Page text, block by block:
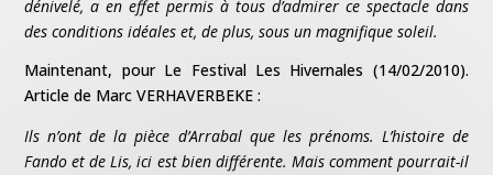
dénivelé, a en effet permis à tous d’admirer ce spectacle dans
des conditions idéales et, de plus, sous un magnifique soleil.
Maintenant, pour Le Festival Les Hivernales (14/02/2010).
Article de Marc VERHAVERBEKE :
Ils n’ont de la pièce d’Arrabal que les prénoms. L’histoire de
Fando et de Lis, ici est bien différente. Mais comment pourrait-il